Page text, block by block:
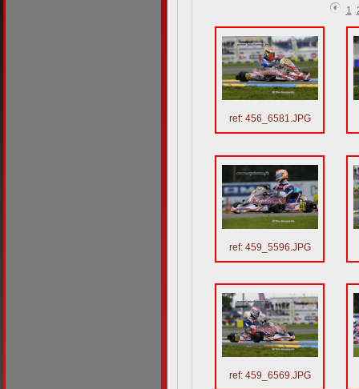
1
ref: 456_6581.JPG
ref: 459_5596.JPG
ref: 459_6569.JPG